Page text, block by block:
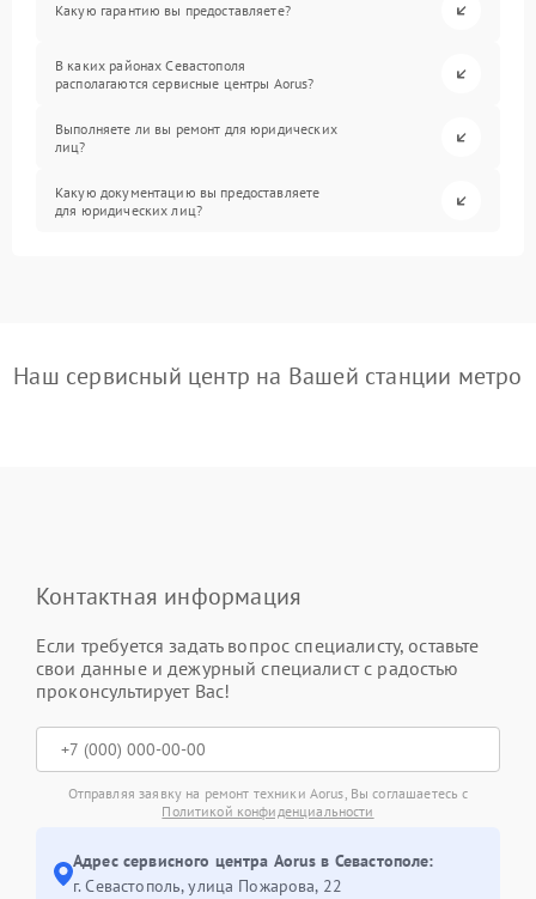
Какую гарантию вы предоставляете?
В каких районах Севастополя
располагаются сервисные центры Aorus?
Выполняете ли вы ремонт для юридических
лиц?
Какую документацию вы предоставляете
для юридических лиц?
Наш сервисный центр на Вашей станции метро
Контактная информация
Если требуется задать вопрос специалисту, оставьте
свои данные и дежурный специалист с радостью
проконсультирует Вас!
Отправляя заявку на ремонт техники Aorus, Вы соглашаетесь с
Политикой конфиденциальности
Адрес сервисного центра Aorus в Севастополе:
г. Севастополь, улица Пожарова, 22